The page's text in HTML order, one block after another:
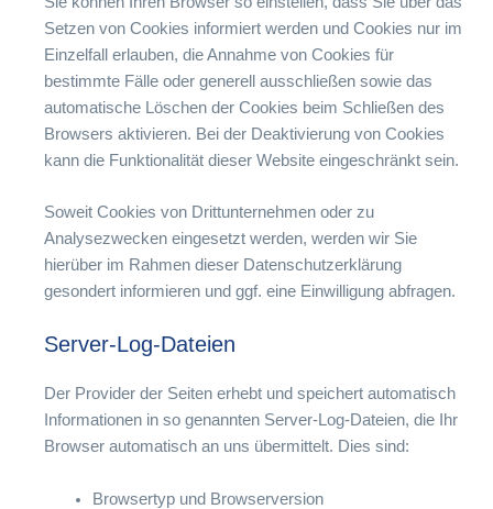
Setzen von Cookies informiert werden und Cookies nur im
Einzelfall erlauben, die Annahme von Cookies für
bestimmte Fälle oder generell ausschließen sowie das
automatische Löschen der Cookies beim Schließen des
Browsers aktivieren. Bei der Deaktivierung von Cookies
kann die Funktionalität dieser Website eingeschränkt sein.
Soweit Cookies von Drittunternehmen oder zu
Analysezwecken eingesetzt werden, werden wir Sie
hierüber im Rahmen dieser Datenschutzerklärung
gesondert informieren und ggf. eine Einwilligung abfragen.
Server-Log-Dateien
Der Provider der Seiten erhebt und speichert automatisch
Informationen in so genannten Server-Log-Dateien, die Ihr
Browser automatisch an uns übermittelt. Dies sind:
Browsertyp und Browserversion